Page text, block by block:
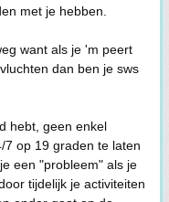
met je hebben.
want als je 'm peert
dan ben je sws
hebt, geen enkel
7 op 19 graden te laten
een "probleem" als je
tijdelijk je activiteiten